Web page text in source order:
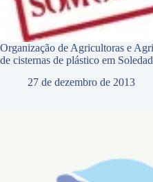
Organização de Agricultoras e
de cisternas de plástico em
27 de dezembro de 2013